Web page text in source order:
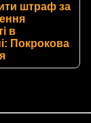
штраф за
в
Покрокова